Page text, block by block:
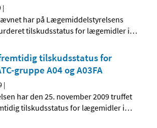
|
har på Lægemiddelstyrelsens
tilskudsstatus for lægemidler i…
tilskudsstatus for
gruppe A04 og A03FA
|
har den 25. november 2009 truffet
tilskudsstatus for lægemidler i…